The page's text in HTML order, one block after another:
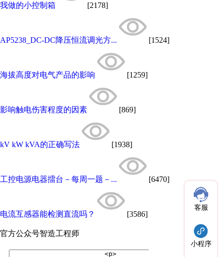
我做的小控制箱 [2178]
AP5238_DC-DC降压恒流调光方... [1524]
海拔高度对电气产品的影响 [1259]
影响触电伤害程度的因素 [869]
kV kW kVA的正确写法 [1938]
工控电源电器擂台－每周一题－... [6470]
电流互感器能检测直流吗？ [3586]
官方公众号智造工程师
客服
小程序